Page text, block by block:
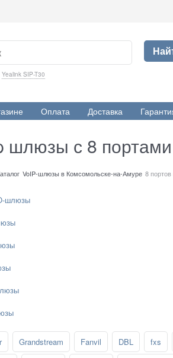
Yealink SIP-T30
Оплата Доставка
шлюзы с 8
VoIP-шлюзы в Комсомольске-на-Амуре 8
шлюзы
Grandstream Fanvil DBL fxs